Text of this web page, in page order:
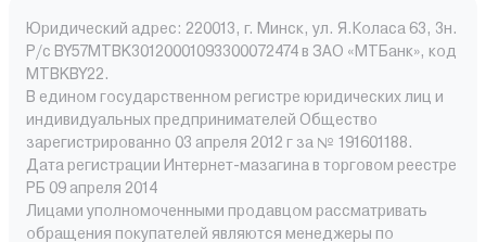
Юридический адрес: 220013, г. Минск, ул. Я.Коласа 63, 3н.
Р/с BY57MTBK30120001093300072474 в ЗАО «МТБанк», код
MTBKBY22.
В едином государственном регистре юридических лиц и
индивидуальных предпринимателей Общество
зарегистрированно 03 апреля 2012 г за № 191601188.
Дата регистрации Интернет-мазагина в торговом реестре
РБ 09 апреля 2014
Лицами уполномоченными продавцом рассматривать
обращения покупателей являются менеджеры по